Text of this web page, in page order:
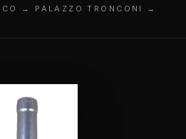
→ PALAZZO TRONCONI →